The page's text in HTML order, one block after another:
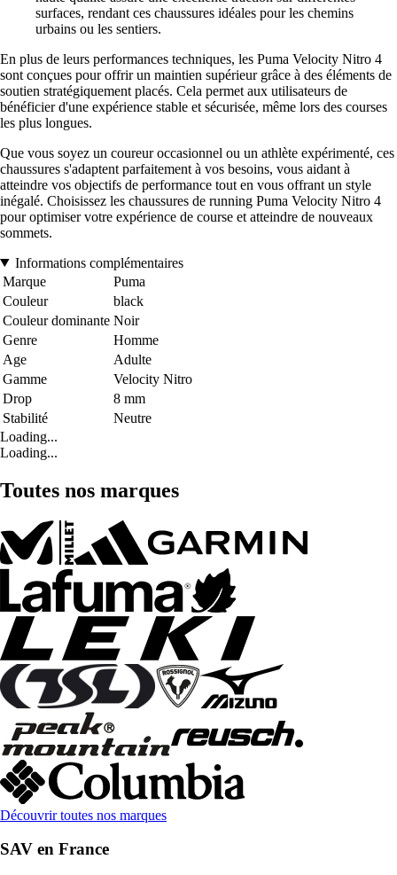
surfaces, rendant ces chaussures idéales pour les chemins
urbains ou les sentiers.
En plus de leurs performances techniques, les Puma Velocity Nitro 4
sont conçues pour offrir un maintien supérieur grâce à des éléments de
soutien stratégiquement placés. Cela permet aux utilisateurs de
bénéficier d'une expérience stable et sécurisée, même lors des courses
les plus longues.
Que vous soyez un coureur occasionnel ou un athlète expérimenté, ces
chaussures s'adaptent parfaitement à vos besoins, vous aidant à
atteindre vos objectifs de performance tout en vous offrant un style
inégalé. Choisissez les chaussures de running Puma Velocity Nitro 4
pour optimiser votre expérience de course et atteindre de nouveaux
sommets.
Informations complémentaires
Marque
Puma
Couleur
black
Couleur dominante Noir
Genre
Homme
Age
Adulte
Gamme
Velocity Nitro
Drop
8 mm
Stabilité
Neutre
Loading...
Loading...
Toutes nos marques
Découvrir toutes nos marques
SAV en France